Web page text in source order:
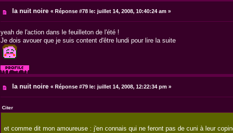
la nuit noire « Réponse #78 le: juillet 14, 2008, 10:40:24 am »
yeah de l'action dans le feuilleton de l'été !
Je dois avouer que je suis content d'être lundi pour lire la suite
la nuit noire « Réponse #79 le: juillet 14, 2008, 12:22:34 pm »
Citer
et comme dit mon amoureuse : j'en connais qui ne feront pas de cuni à leur